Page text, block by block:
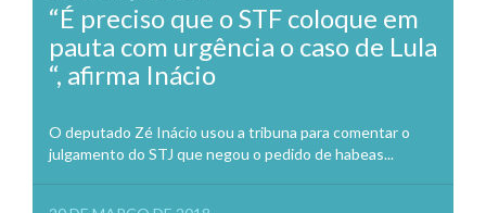
“É preciso que o STF coloque em
pauta com urgência o caso de Lula
“, afirma Inácio
O deputado Zé Inácio usou a tribuna para comentar o
julgamento do STJ que negou o pedido de habeas...